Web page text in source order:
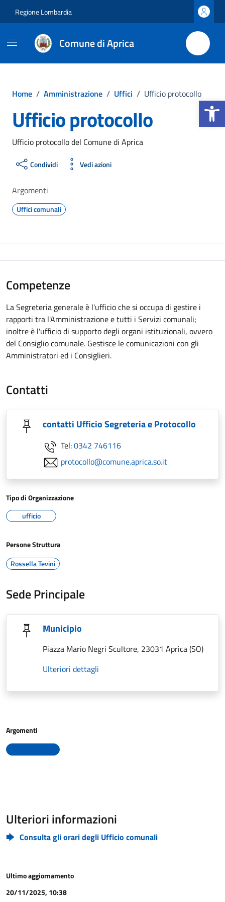
Apri la
Regione Lombardia
Comune di Aprica
Home / Amministrazione / Uffici / Ufficio protocollo
Ufficio protocollo
Ufficio protocollo del Comune di Aprica
Condividi Vedi azioni
Argomenti
Uffici comunali
Competenze
La Segreteria generale è l'ufficio che si occupa di gestire i
rapporti tra l'Amministrazione e tutti i Servizi comunali;
inoltre è l'ufficio di supporto degli organi istituzionali, ovvero
del Consiglio comunale. Gestisce le comunicazioni con gli
Amministratori ed i Consiglieri.
Contatti
contatti Ufficio Segreteria e Protocollo
Tel:0342 746116
protocollo@comune.aprica.so.it
Tipo di Organizzazione
ufficio
Persone Struttura
Rossella Tevini
Sede Principale
Municipio
Piazza Mario Negri Scultore, 23031 Aprica (SO)
Ulteriori dettagli
Argomenti
Ulteriori informazioni
Consulta gli orari degli Ufficio comunali
Ultimo aggiornamento
20/11/2025, 10:38